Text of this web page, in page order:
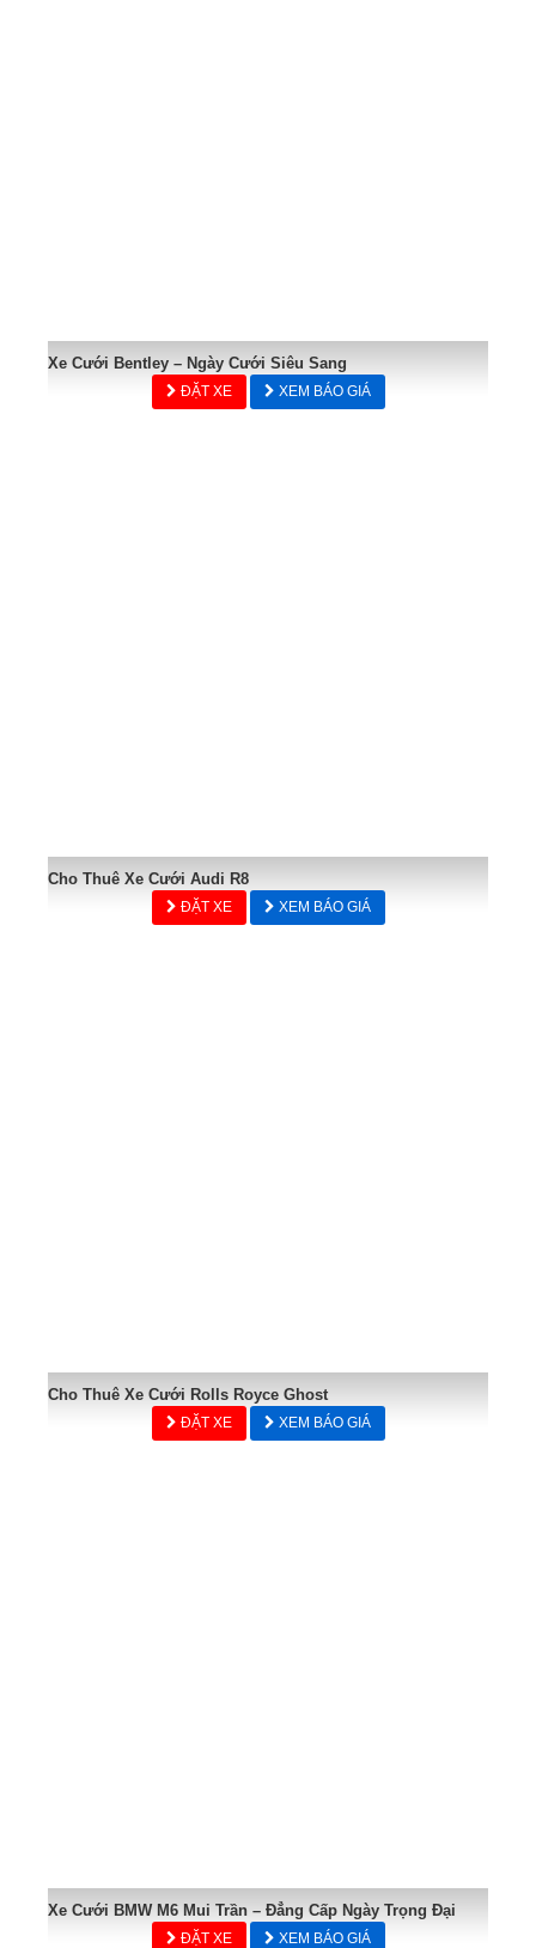
Xe Cưới Bentley – Ngày Cưới Siêu Sang
ĐẶT XE XEM BÁO GIÁ
Cho Thuê Xe Cưới Audi R8
ĐẶT XE XEM BÁO GIÁ
Cho Thuê Xe Cưới Rolls Royce Ghost
ĐẶT XE XEM BÁO GIÁ
Xe Cưới BMW M6 Mui Trần – Đẳng Cấp Ngày Trọng Đại
ĐẶT XE XEM BÁO GIÁ